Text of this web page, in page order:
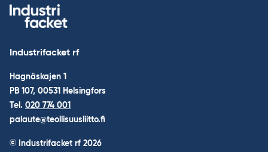
Industrifacket rf
Hagnäskajen 1
PB 107, 00531 Helsingfors
Tel. 020 774 001
palaute@teollisuusliitto.fi
© Industrifacket rf 2026